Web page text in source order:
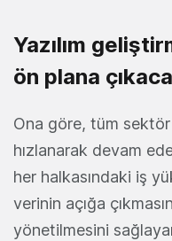
Yazılım
ön plana
Ona göre, tüm
hızlanarak devam
her halkasındaki iş
verinin açığa
yönetilmesini